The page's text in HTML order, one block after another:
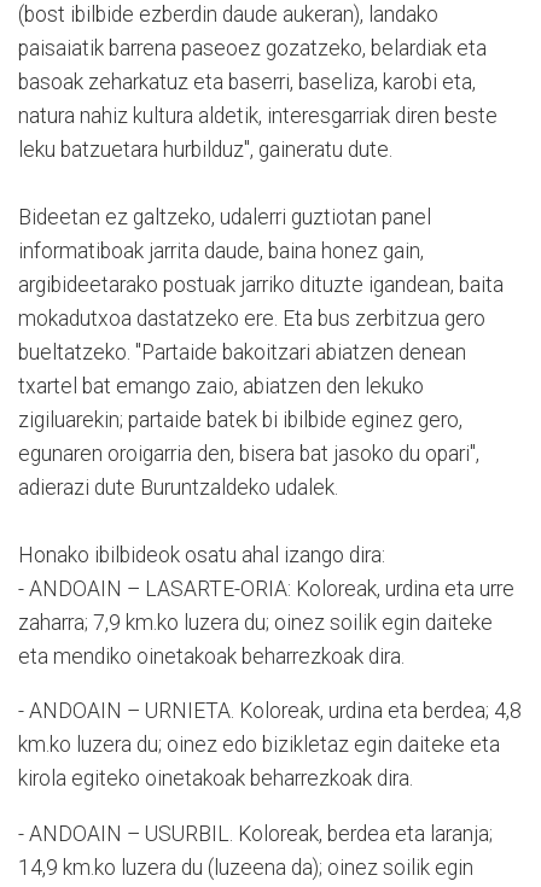
(bost ibilbide ezberdin daude aukeran), landako
paisaiatik barrena paseoez gozatzeko, belardiak eta
basoak zeharkatuz eta baserri, baseliza, karobi eta,
natura nahiz kultura aldetik, interesgarriak diren beste
leku batzuetara hurbilduz", gaineratu dute.
Bideetan ez galtzeko, udalerri guztiotan panel
informatiboak jarrita daude, baina honez gain,
argibideetarako postuak jarriko dituzte igandean, baita
mokadutxoa dastatzeko ere. Eta bus zerbitzua gero
bueltatzeko. "Partaide bakoitzari abiatzen denean
txartel bat emango zaio, abiatzen den lekuko
zigiluarekin; partaide batek bi ibilbide eginez gero,
egunaren oroigarria den, bisera bat jasoko du opari",
adierazi dute Buruntzaldeko udalek.
Honako ibilbideok osatu ahal izango dira:
- ANDOAIN – LASARTE-ORIA: Koloreak, urdina eta urre
zaharra; 7,9 km.ko luzera du; oinez soilik egin daiteke
eta mendiko oinetakoak beharrezkoak dira.
- ANDOAIN – URNIETA. Koloreak, urdina eta berdea; 4,8
km.ko luzera du; oinez edo bizikletaz egin daiteke eta
kirola egiteko oinetakoak beharrezkoak dira.
- ANDOAIN – USURBIL. Koloreak, berdea eta laranja;
14,9 km.ko luzera du (luzeena da); oinez soilik egin